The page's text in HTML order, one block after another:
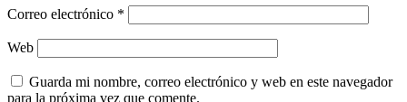
Correo electrónico *
Web
Guarda mi nombre, correo electrónico y web en este navegador
para la próxima vez que comente.